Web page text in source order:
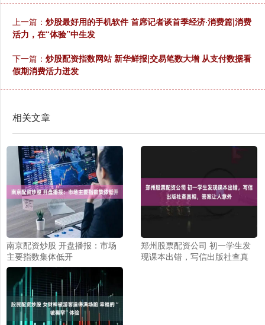
上一篇： 炒股最好用的手机软件 首席记者谈首季经济·消费篇|消费
活力，在“体验”中生发
下一篇： 炒股配资指数网站 新华鲜报|交易笔数大增 从支付数据看
假期消费活力迸发
相关文章
南京配资炒股 开盘播报：市场
主要指数集体低开
郑州股票配资公司 初一学生发
现课本出错，写信出版社查真